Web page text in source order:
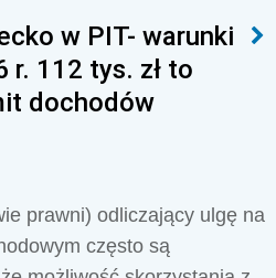
w PIT- warunki
r. 112 tys. zł to
dochodów
prawni) odliczający ulgę na
często są